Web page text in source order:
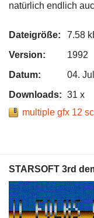
natürlich endlich
Dateigröße:
7.58
Version:
1992
Datum:
04.
Downloads: 31 x
multiple gfx 12
STARSOFT 3rd